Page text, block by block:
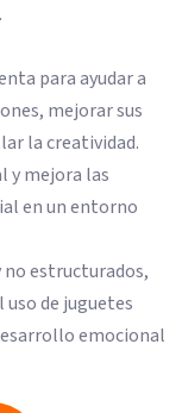
para ayudar a
mejorar sus
la creatividad.
y mejora las
en un entorno
estructurados,
de juguetes
emocional